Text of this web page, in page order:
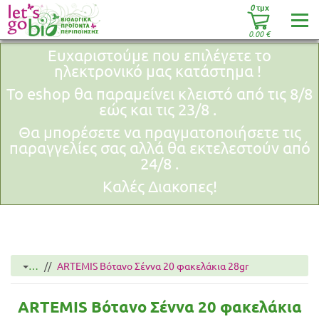
0τμχ
0.00€
Ευχαριστούμε που επιλέγετε το
ηλεκτρονικό μας κατάστημα !
Το eshop θα παραμείνει κλειστό από τις 8/8
εώς και τις 23/8 .
Θα μπορέσετε να πραγματοποιήσετε τις
παραγγελίες σας αλλά θα εκτελεστούν από
24/8 .
Καλές Διακοπες!
… ARTEMIS Βότανο Σέννα 20 φακελάκια 28gr
ARTEMIS Βότανο Σέννα 20 φακελάκια